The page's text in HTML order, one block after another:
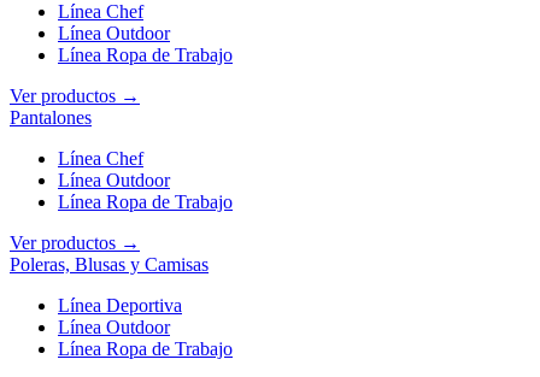
Línea Chef
Línea Outdoor
Línea Ropa de Trabajo
Ver productos →
Pantalones
Línea Chef
Línea Outdoor
Línea Ropa de Trabajo
Ver productos →
Poleras, Blusas y Camisas
Línea Deportiva
Línea Outdoor
Línea Ropa de Trabajo